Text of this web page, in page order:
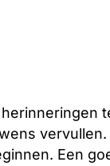
vervullen.
Een